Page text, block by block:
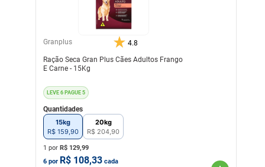
Granplus 4.8
Ração Seca Gran Plus Cães Adultos Frango
E Carne - 15Kg
LEVE 6 PAGUE 5
Quantidades
15kg
R$ 159,90
20kg
R$ 204,90
1 por R$ 129,99
6 por R$ 108,33 cada